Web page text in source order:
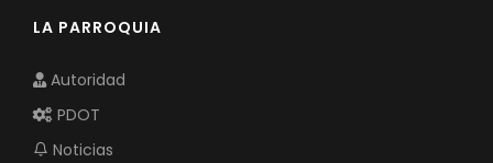
LA PARROQUIA
Autoridad
PDOT
Noticias